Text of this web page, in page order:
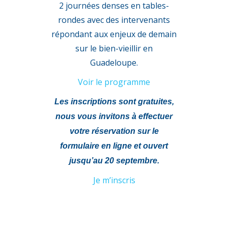
2 journées denses en tables-
rondes avec des intervenants
répondant aux enjeux de demain
sur le bien-vieillir en
Guadeloupe.
Voir le programme
Les inscriptions sont gratuites,
nous vous invitons à effectuer
votre réservation sur le
formulaire en ligne et ouvert
jusqu’au 20 septembre.
Je m’inscris